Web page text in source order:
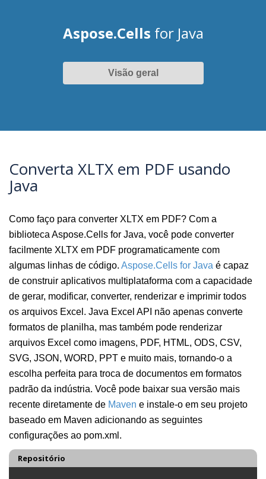
Aspose.Cells for Java
Visão geral
Converta XLTX em PDF usando
Java
Como faço para converter XLTX em PDF? Com a
biblioteca Aspose.Cells for Java, você pode converter
facilmente XLTX em PDF programaticamente com
algumas linhas de código. Aspose.Cells for Java é capaz
de construir aplicativos multiplataforma com a capacidade
de gerar, modificar, converter, renderizar e imprimir todos
os arquivos Excel. Java Excel API não apenas converte
formatos de planilha, mas também pode renderizar
arquivos Excel como imagens, PDF, HTML, ODS, CSV,
SVG, JSON, WORD, PPT e muito mais, tornando-o a
escolha perfeita para troca de documentos em formatos
padrão da indústria. Você pode baixar sua versão mais
recente diretamente de Maven e instale-o em seu projeto
baseado em Maven adicionando as seguintes
configurações ao pom.xml.
Repositório